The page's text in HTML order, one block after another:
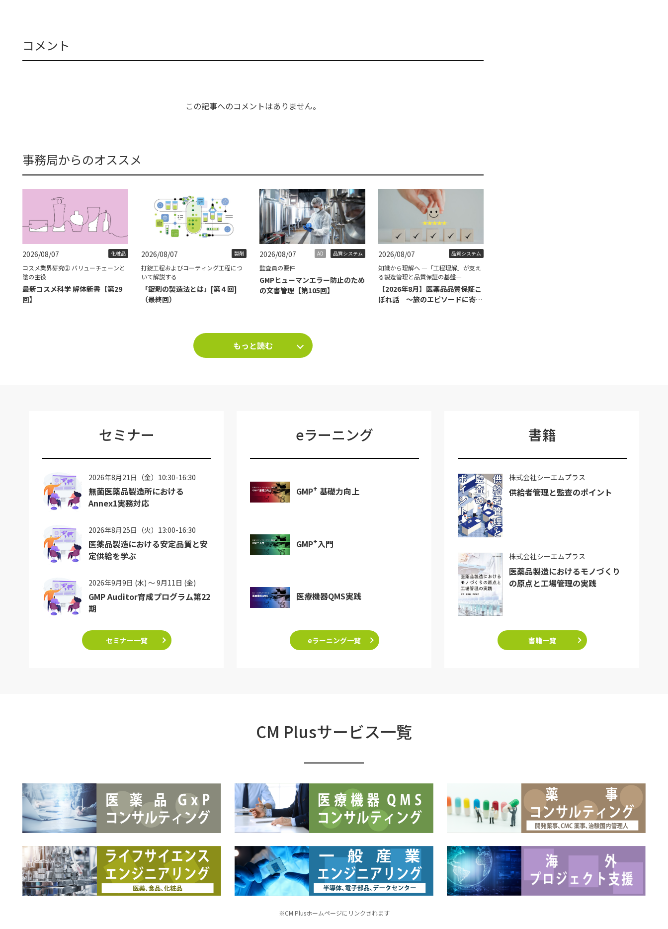
コメント
この記事へのコメントはありません。
事務局からのオススメ
2026/08/07 化粧品
コスメ業界研究② バリューチェーンと
陰の主役
最新コスメ科学 解体新書【第29
回】
2026/08/07 製剤
打錠工程およびコーティング工程につ
いて解説する
「錠剤の製造法とは」[第４回]
（最終回）
2026/08/07 AD 品質システム
監査員の要件
GMPヒューマンエラー防止のため
の文書管理【第105回】
2026/08/07 品質システム
知識から理解へ ―「工程理解」が支え
る製造管理と品質保証の基盤―
【2026年8月】医薬品品質保証こ
ぼれ話 ～旅のエピソードに寄せ
もっと読む
セミナー
2026年8月21日（金）10:30-16:30
無菌医薬品製造所における
Annex1実務対応
2026年8月25日（火）13:00-16:30
医薬品製造における安定品質と安
定供給を学ぶ
2026年9月9日 (水) ～ 9月11日 (金)
GMP Auditor育成プログラム第22
期
セミナー一覧
eラーニング
GMP+ 基礎力向上
GMP+入門
医療機器QMS実践
eラーニング一覧
書籍
株式会社シーエムプラス
供給者管理と監査のポイント
株式会社シーエムプラス
医薬品製造におけるモノづくり
の原点と工場管理の実践
書籍一覧
CM Plusサービス一覧
※CM Plusホームページにリンクされます